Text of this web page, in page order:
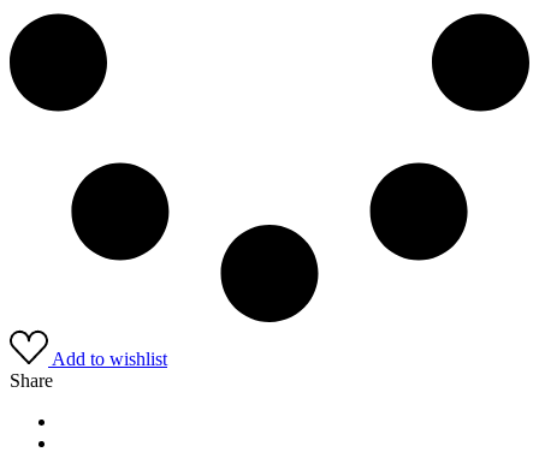
Add to wishlist
Share